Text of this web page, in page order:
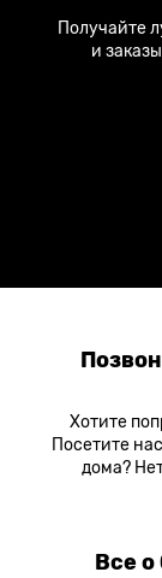
Получайте
и
Хотите
Посетите
дома?
Все о